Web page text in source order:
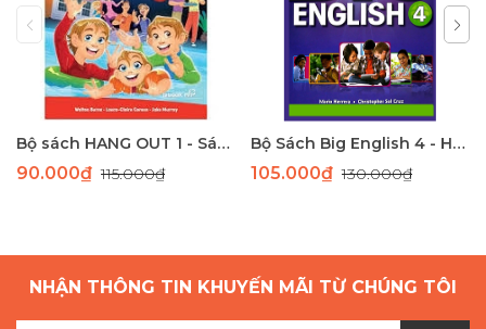
Bộ sách HANG OUT 1 - Sách học tiếng Anh giao tiếp dành cho học sinh tiểu học
90.000₫115.000₫
Bộ Sách Big English 4 - Học Tiếng Anh Toàn Diện Cho Học Sinh Tiểu Học
105.000₫130.000₫
NHẬN THÔNG TIN KHUYẾN MÃI TỪ CHÚNG TÔI